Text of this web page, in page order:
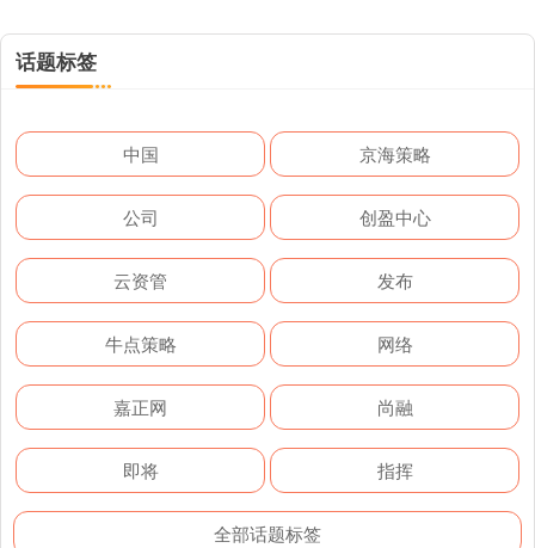
话题标签
中国 京海策略
公司 创盈中心
云资管 发布
牛点策略 网络
嘉正网 尚融
即将 指挥
全部话题标签